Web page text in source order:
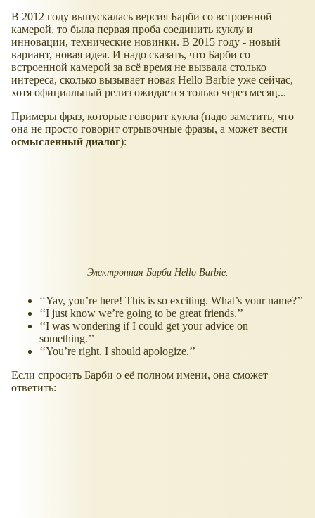
В 2012 году выпускалась версия Барби со встроенной
камерой, то была первая проба соединить куклу и
инновации, технические новинки. В 2015 году - новый
вариант, новая идея. И надо сказать, что Барби со
встроенной камерой за всё время не вызвала столько
интереса, сколько вызывает новая Hello Barbie уже сейчас,
хотя официальный релиз ожидается только через месяц...
Примеры фраз, которые говорит кукла (надо заметить, что
она не просто говорит отрывочные фразы, а может вести
осмысленный диалог):
Электронная Барби Hello Barbie.
‘‘Yay, you’re here! This is so exciting. What’s your name?’’
‘‘I just know we’re going to be great friends.’’
‘‘I was wondering if I could get your advice on
something.’’
‘‘You’re right. I should apologize.’’
Если спросить Барби о её полном имени, она сможет
ответить: